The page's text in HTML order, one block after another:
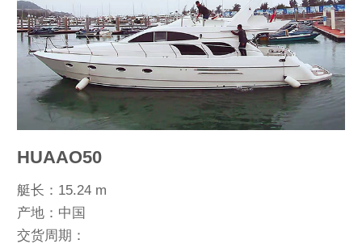
HUAAO50
艇长：15.24 m
产地：中国
交货周期：